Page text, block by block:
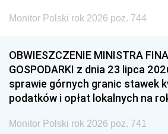
Monitor Polski rok 2026 poz. 744
OBWIESZCZENIE MINISTRA
GOSPODARKI z dnia 23 lipca
sprawie górnych granic stawek
podatków i opłat lokalnych na
Monitor Polski rok 2026 poz. 741